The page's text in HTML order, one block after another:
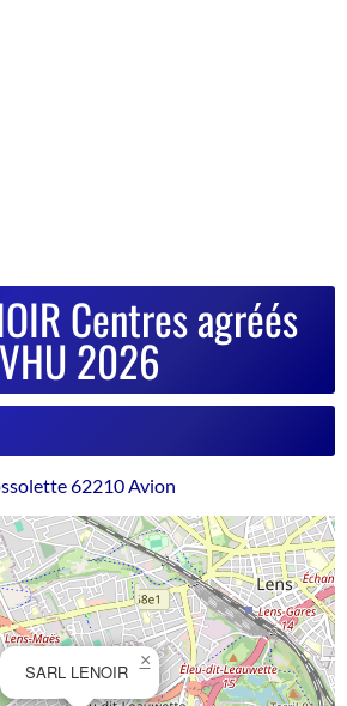
Centres agréés
VHU 2026
62210 Avion
SARL LENOIR
×